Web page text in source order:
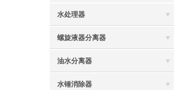
水处理器
螺旋液器分离器
油水分离器
水锤消除器